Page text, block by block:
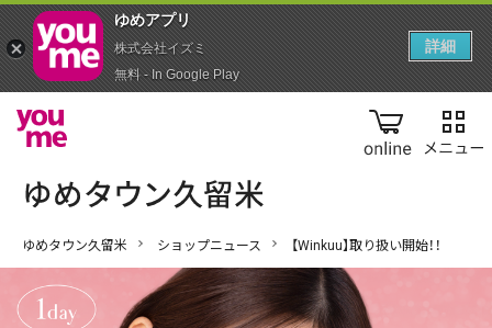
online
ゆめタウン久留米 ショップニュース 【Winkuu】取り扱い開始！！
ゆめアプ‪リ‬
株式会社イズミ
無料 - In Google Play
詳細